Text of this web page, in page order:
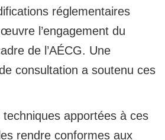
réglementaires
l’engagement du
de l’AÉCG. Une
consultation a soutenu ces
apportées à ces
rendre conformes aux